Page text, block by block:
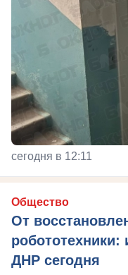
сегодня в 12:11
Общество
От
ДНР сегодня